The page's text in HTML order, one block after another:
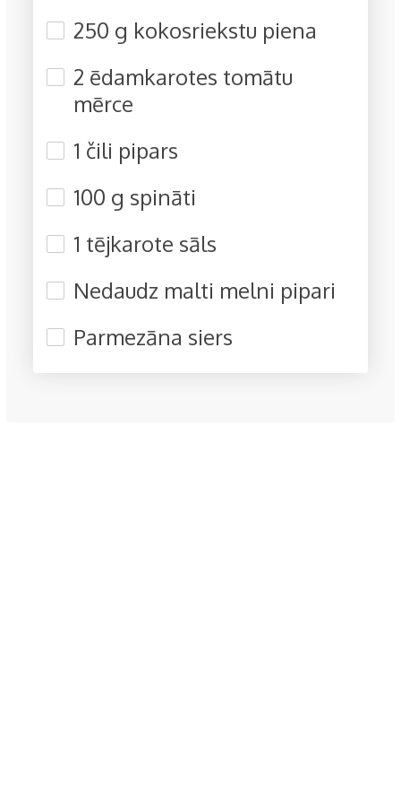
250 g kokosriekstu piena
2 ēdamkarotes tomātu
mērce
1 čili pipars
100 g spināti
1 tējkarote sāls
Nedaudz malti melni pipari
Parmezāna siers